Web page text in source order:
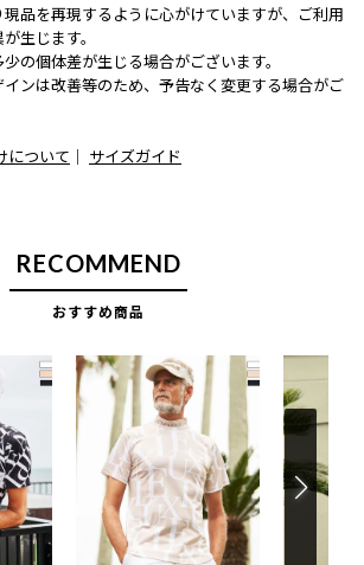
品を再現するように心がけていますが、ご利用
生じます。
の個体差が生じる場合がございます。
ンは改善等のため、予告なく変更する場合がご
について ｜ サイズガイド
RECOMMEND
おすすめ商品